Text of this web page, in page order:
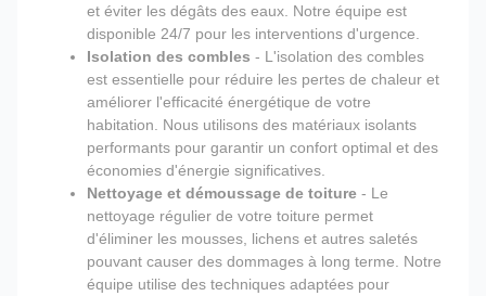
et éviter les dégâts des eaux. Notre équipe est
disponible 24/7 pour les interventions d'urgence.
Isolation des combles - L'isolation des combles
est essentielle pour réduire les pertes de chaleur et
améliorer l'efficacité énergétique de votre
habitation. Nous utilisons des matériaux isolants
performants pour garantir un confort optimal et des
économies d'énergie significatives.
Nettoyage et démoussage de toiture - Le
nettoyage régulier de votre toiture permet
d'éliminer les mousses, lichens et autres saletés
pouvant causer des dommages à long terme. Notre
équipe utilise des techniques adaptées pour